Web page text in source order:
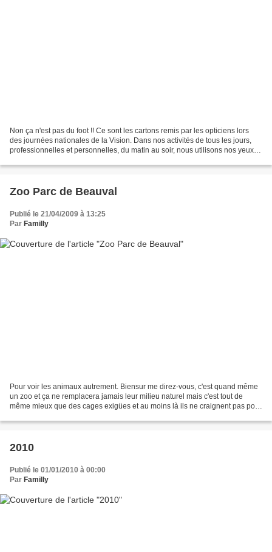
Non ça n'est pas du foot !! Ce sont les cartons remis par les opticiens lors
des journées nationales de la Vision. Dans nos activités de tous les jours,
professionnelles et personnelles, du matin au soir, nous utilisons nos yeux.
Zoo Parc de Beauval
Publié le 21/04/2009 à 13:25
Par Familly
Pour voir les animaux autrement. Biensur me direz-vous, c'est quand même
un zoo et ça ne remplacera jamais leur milieu naturel mais c'est tout de
même mieux que des cages exigües et au moins là ils ne craignent pas pour
2010
Publié le 01/01/2010 à 00:00
Par Familly